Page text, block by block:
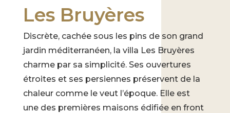
Les Bruyères
Discrète, cachée sous les pins de son grand
jardin méditerranéen, la villa Les Bruyères
charme par sa simplicité. Ses ouvertures
étroites et ses persiennes préservent de la
chaleur comme le veut l’époque. Elle est
une des premières maisons édifiée en front